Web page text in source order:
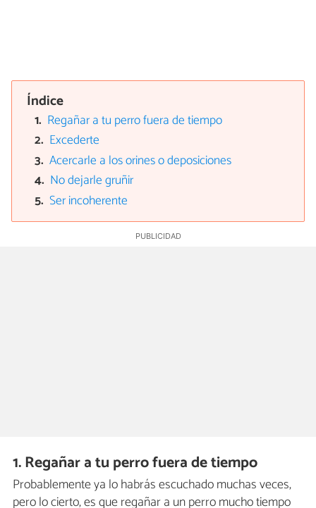
Índice
Regañar a tu perro fuera de tiempo
Excederte
Acercarle a los orines o deposiciones
No dejarle gruñir
Ser incoherente
1. Regañar a tu perro fuera de tiempo
Probablemente ya lo habrás escuchado muchas veces,
pero lo cierto, es que regañar a un perro mucho tiempo